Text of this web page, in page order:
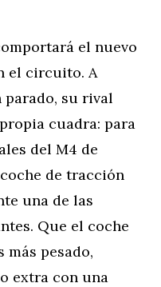
el nuevo
el circuito. A
parado, su rival
cuadra: para
del M4 de
de tracción
una de las
Que el coche
pesado,
extra con una